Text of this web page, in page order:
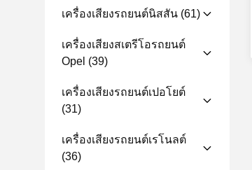
เครื่องเสียงรถยนต์นิสสัน (61)
เครื่องเสียงสเตรีโอรถยนต์
Opel (39)
เครื่องเสียงรถยนต์เปอโยต์
(31)
เครื่องเสียงรถยนต์เรโนลต์
(36)